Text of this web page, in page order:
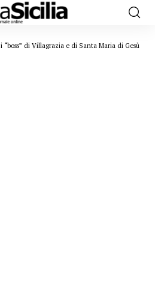
di Villagrazia e di Santa Maria di Gesù